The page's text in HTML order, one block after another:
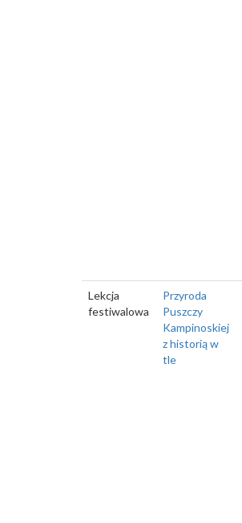
Lekcja
festiwalowa
Przyroda
Puszczy
Kampinoskiej
z historią w
tle